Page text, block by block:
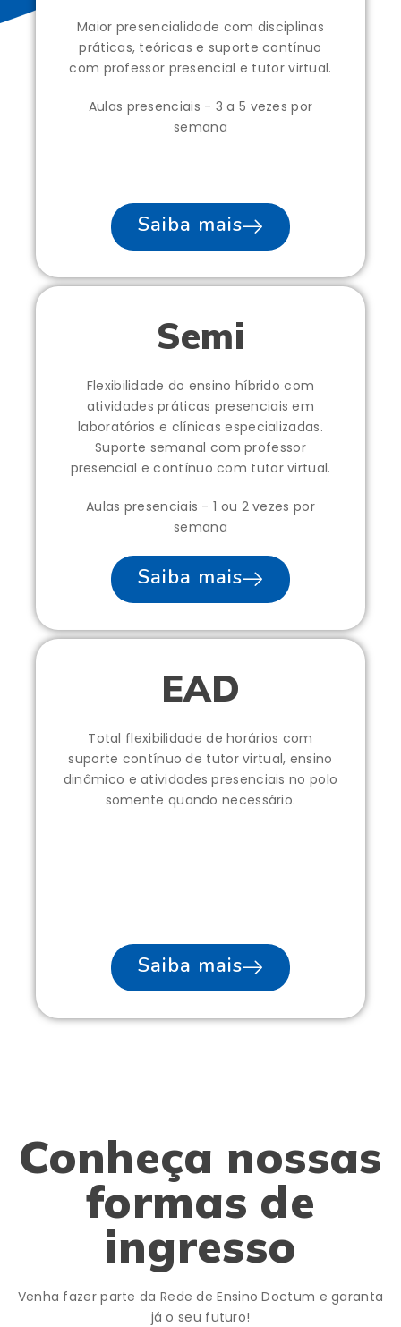
Maior presencialidade com disciplinas
práticas, teóricas e suporte contínuo
com professor presencial e tutor virtual.
Aulas presenciais - 3 a 5 vezes por
semana
Saiba mais
Semi
Flexibilidade do ensino híbrido com
atividades práticas presenciais em
laboratórios e clínicas especializadas.
Suporte semanal com professor
presencial e contínuo com tutor virtual.
Aulas presenciais - 1 ou 2 vezes por
semana
Saiba mais
EAD
Total flexibilidade de horários com
suporte contínuo de tutor virtual, ensino
dinâmico e atividades presenciais no polo
somente quando necessário.
Saiba mais
Conheça nossas
formas de
ingresso
Venha fazer parte da Rede de Ensino Doctum e garanta
já o seu futuro!